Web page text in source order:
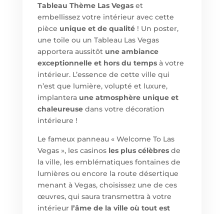
Tableau Thème Las Vegaset
embellissez votre intérieur avec cette
pièce unique et de qualité! Un poster,
une toile ou un Tableau Las Vegas
apportera aussitôt une ambiance
exceptionnelle et hors du tempsà votre
intérieur. L’essence de cette ville qui
n’est que lumière, volupté et luxure,
implantera une atmosphère unique et
chaleureusedans votre décoration
intérieure !
Le fameux panneau « Welcome To Las
Vegas », les casinos les plus célèbresde
la ville, les emblématiques fontaines de
lumières ou encore la route désertique
menant à Vegas, choisissez une de ces
œuvres, qui saura transmettra à votre
intérieur l’âme de la ville où tout est